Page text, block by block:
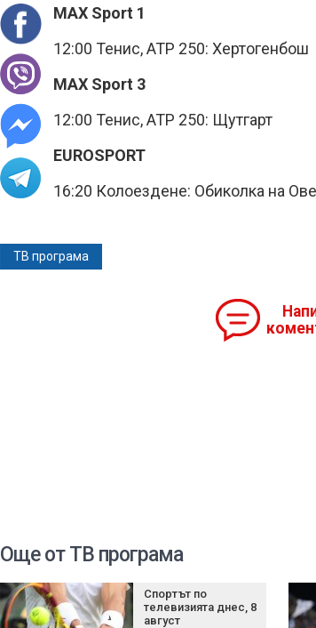
MAX Sport 1
12:00 Тенис, ATP 250: Хертогенбош
MAX Sport 3
12:00 Тенис, ATP 250: Щутгарт
EUROSPORT
16:20 Колоездене: Обиколка на
ТВ програма
Още от ТВ програма
Спортът по
телевизията днес, 8
август